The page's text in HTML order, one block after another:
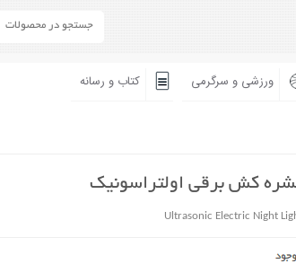
ورزشی و سرگرمی کتاب و رسانه
کش برقی اولتراسونیک
Ultrasonic Electric Night